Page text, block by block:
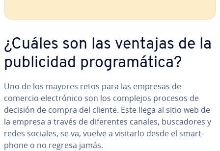
¿Cuáles son las ventajas de la
pu­bli­ci­dad pro­gra­má­ti­ca?
Uno de los mayores retos para las empresas de
comercio ele­c­tró­ni­co son los complejos procesos de
decisión de compra del cliente. Este llega al sitio web de
la empresa a través de di­fe­re­n­tes canales, bu­s­ca­do­res y
redes sociales, se va, vuelve a visitarlo desde el sma­r­t­
pho­ne o no regresa jamás.